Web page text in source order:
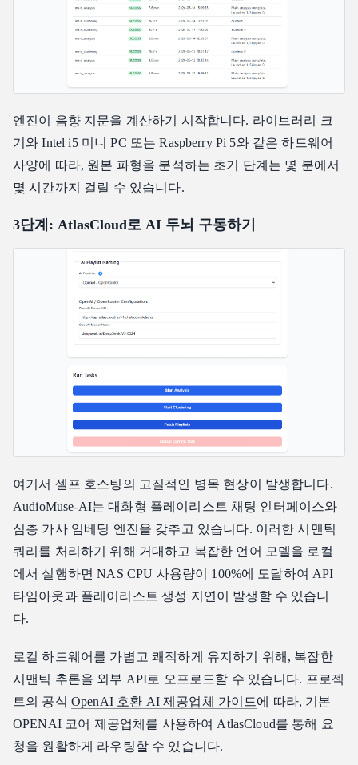
엔진이 음향 지문을 계산하기 시작합니다. 라이브러리 크
기와 Intel i5 미니 PC 또는 Raspberry Pi 5와 같은 하드웨어
사양에 따라, 원본 파형을 분석하는 초기 단계는 몇 분에서
몇 시간까지 걸릴 수 있습니다.
3단계: AtlasCloud로 AI 두뇌 구동하기
여기서 셀프 호스팅의 고질적인 병목 현상이 발생합니다.
AudioMuse-AI는 대화형 플레이리스트 채팅 인터페이스와
심층 가사 임베딩 엔진을 갖추고 있습니다. 이러한 시맨틱
쿼리를 처리하기 위해 거대하고 복잡한 언어 모델을 로컬
에서 실행하면 NAS CPU 사용량이 100%에 도달하여 API
타임아웃과 플레이리스트 생성 지연이 발생할 수 있습니
다.
로컬 하드웨어를 가볍고 쾌적하게 유지하기 위해, 복잡한
시맨틱 추론을 외부 API로 오프로드할 수 있습니다. 프로젝
트의 공식 OpenAI 호환 AI 제공업체 가이드에 따라, 기본
OPENAI 코어 제공업체를 사용하여 AtlasCloud를 통해 요
청을 원활하게 라우팅할 수 있습니다.